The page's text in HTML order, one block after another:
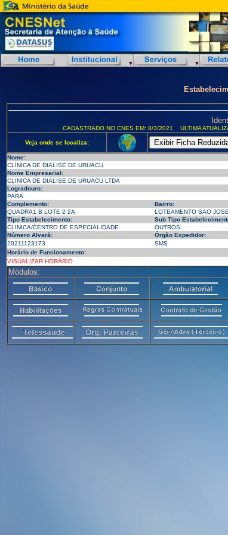
CADASTRADO NO CNES EM: 8/3/2021 ULTIMA
Veja onde se localiza:
Nome:
CLINICA DE DIALISE DE URUACU
Nome Empresarial:
CLINICA DE DIALISE DE URUACU LTDA
Logradouro:
PARA
Complemento:
Bairro:
QUADRA1 B LOTE 2 2A
LOTEAMENTO SAO JOSE
Tipo Estabelecimento:
Sub Tipo
CLINICA/CENTRO DE ESPECIALIDADE
OUTROS
Número Alvará:
Órgão Expedidor:
20211123173
SMS
Horário de Funcionamento:
VISUALIZAR HORÁRIO
Módulos: